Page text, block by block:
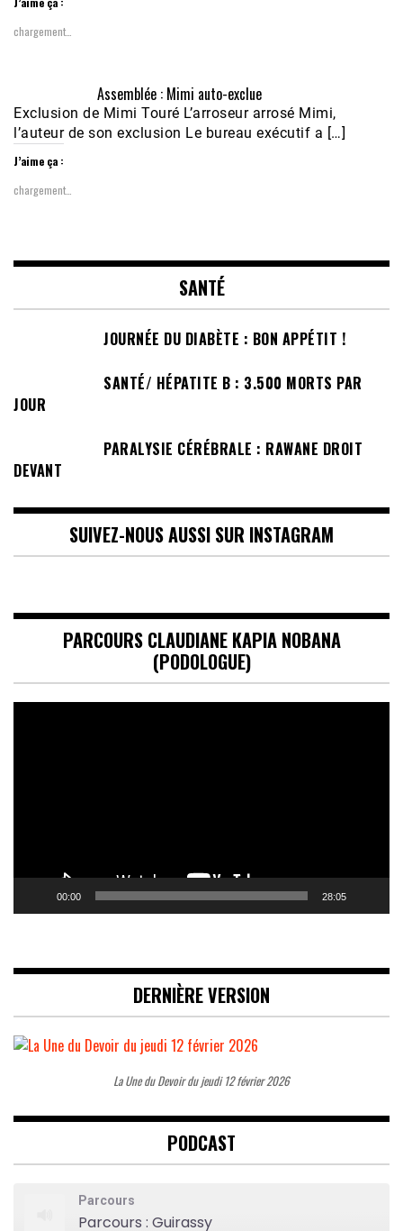
chargement…
Assemblée : Mimi auto-exclue
Exclusion de Mimi Touré L’arroseur arrosé Mimi,
l’auteur de son exclusion Le bureau exécutif a […]
J’aime ça :
chargement…
SANTÉ
JOURNÉE DU DIABÈTE : BON APPÉTIT !
SANTÉ/ HÉPATITE B : 3.500 MORTS PAR
JOUR
PARALYSIE CÉRÉBRALE : RAWANE DROIT
DEVANT
SUIVEZ-NOUS AUSSI SUR INSTAGRAM
PARCOURS CLAUDIANE KAPIA NOBANA
(PODOLOGUE)
00:00 28:05
DERNIÈRE VERSION
La Une du Devoir du jeudi 12 février 2026
PODCAST
Parcours
Parcours : Guirassy